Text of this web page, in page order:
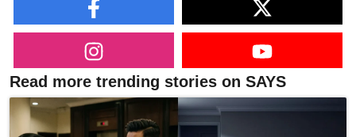
Read more trending stories on SAYS